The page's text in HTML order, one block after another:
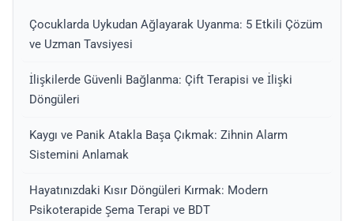
Çocuklarda Uykudan Ağlayarak Uyanma: 5 Etkili Çözüm
ve Uzman Tavsiyesi
İlişkilerde Güvenli Bağlanma: Çift Terapisi ve İlişki
Döngüleri
Kaygı ve Panik Atakla Başa Çıkmak: Zihnin Alarm
Sistemini Anlamak
Hayatınızdaki Kısır Döngüleri Kırmak: Modern
Psikoterapide Şema Terapi ve BDT